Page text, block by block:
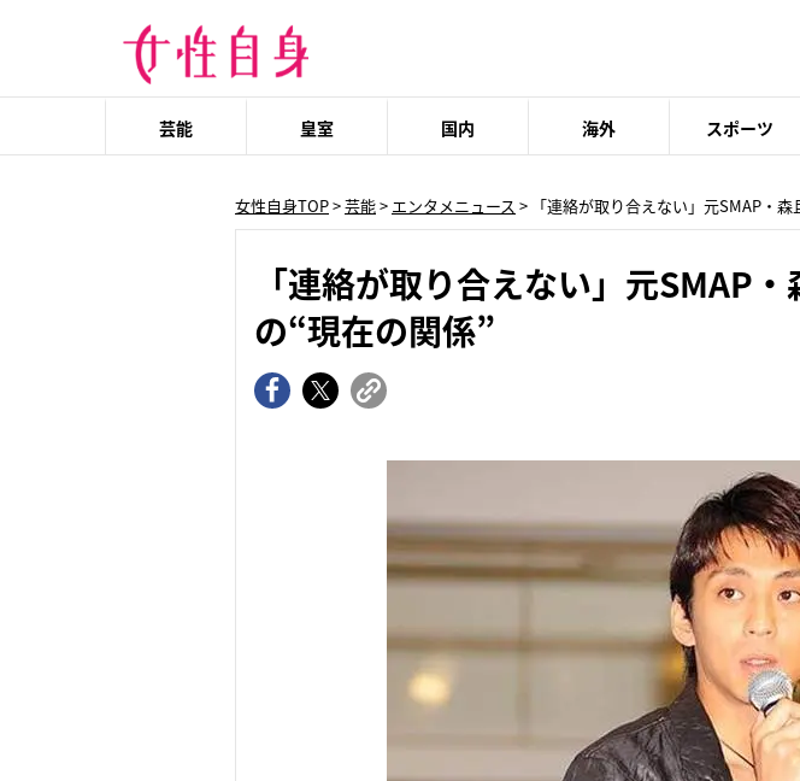
芸能 皇室 国内 海外 スポーツ
女性自身TOP>芸能> エンタメニュース > 「連絡が取り合えない」元SMAP・
「連絡が取り合えない」元SMAP
の“現在の関係”